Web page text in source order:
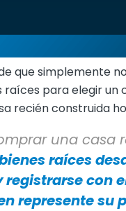
que simplemente
para elegir
recién construida
una casa
raíces
con
represente su